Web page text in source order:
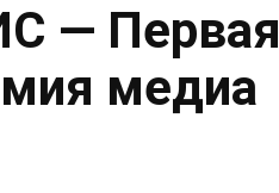
— Первая
медиа